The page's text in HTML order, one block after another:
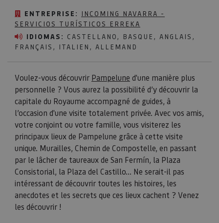
ENTREPRISE:
INCOMING NAVARRA -
SERVICIOS TURÍSTICOS ERREKA
IDIOMAS: CASTELLANO, BASQUE, ANGLAIS,
FRANÇAIS, ITALIEN, ALLEMAND
Voulez-vous découvrir Pampelune d'une manière plus
personnelle ? Vous aurez la possibilité d’y découvrir la
capitale du Royaume accompagné de guides, à
l’occasion d'une visite totalement privée. Avec vos amis,
votre conjoint ou votre famille, vous visiterez les
principaux lieux de Pampelune grâce à cette visite
unique. Murailles, Chemin de Compostelle, en passant
par le lâcher de taureaux de San Fermín, la Plaza
Consistorial, la Plaza del Castillo... Ne serait-il pas
intéressant de découvrir toutes les histoires, les
anecdotes et les secrets que ces lieux cachent ? Venez
les découvrir !